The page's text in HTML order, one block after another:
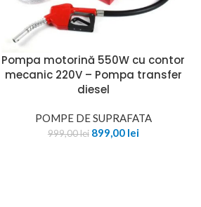
Pompa motorină 550W cu contor
mecanic 220V – Pompa transfer
diesel
POMPE DE SUPRAFATA
999,00lei 899,00 lei